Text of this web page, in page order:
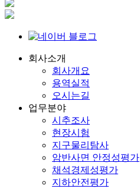
회사소개
회사개요
용역실적
오시는길
업무분야
시추조사
현장시험
지구물리탐사
암반사면 안정성평가
채석경제성평가
지하안전평가